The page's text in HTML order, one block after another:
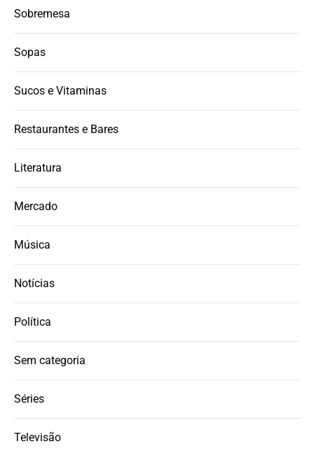
Sobremesa
Sopas
Sucos e Vitaminas
Restaurantes e Bares
Literatura
Mercado
Música
Notícias
Política
Sem categoria
Séries
Televisão